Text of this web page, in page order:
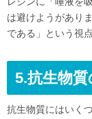
は避けようがあり
である」という視
5.抗生物
抗生物質にはいく